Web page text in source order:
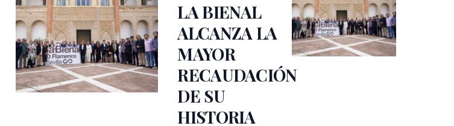
LA BIENAL
ALCANZA LA
MAYOR
RECAUDACIÓN
DE SU
HISTORIA